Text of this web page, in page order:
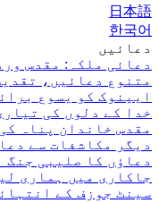
日本語
한국어
دعائیں
دعائی ملکہ: مقدس
متنوع دعائیں،
ایینوک کو یسوع
خدا کے دلوں کی
مقدس خاندان پناہ
دیگر مکاشفات سے
دعاؤں کا صلیبی جنگ
جاکاری میں ہماری
سینٹ جوزف کے